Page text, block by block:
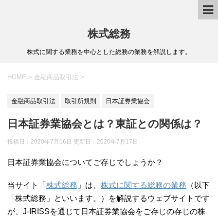
株式総務
株式に関する業務を中心とした総務の業務を解説します。
HOME > 金融商品取引法 >
金融商品取引法 取引所規則 日本証券業協会
日本証券業協会とは？東証との関係は？
投稿日：2020年7月16日 更新日： 2020年7月17日
日本証券業協会についてご存じでしょうか？
当サイト「 株式総務 」は、 株式に関する総務の業務 （以下
「株式総務」といいます。）を解説するウェブサイトです
が、J-IRISSを通じて日本証券業協会をご存じの存じの株